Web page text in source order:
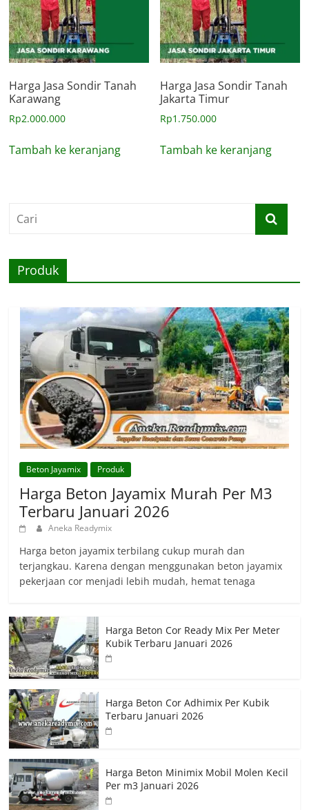
Harga Jasa Sondir Tanah
Karawang
Rp2.000.000
Tambah ke keranjang
Harga Jasa Sondir Tanah
Jakarta Timur
Rp1.750.000
Tambah ke keranjang
Produk
Beton Jayamix Produk
Harga Beton Jayamix Murah Per M3
Terbaru Januari 2026
Aneka Readymix
Harga beton jayamix terbilang cukup murah dan
terjangkau. Karena dengan menggunakan beton jayamix
pekerjaan cor menjadi lebih mudah, hemat tenaga
Harga Beton Cor Ready Mix Per Meter
Kubik Terbaru Januari 2026
Harga Beton Cor Adhimix Per Kubik
Terbaru Januari 2026
Harga Beton Minimix Mobil Molen Kecil
Per m3 Januari 2026